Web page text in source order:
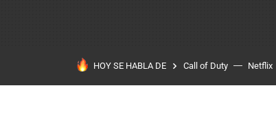
HOY SE HABLA DE Call of Duty Netflix